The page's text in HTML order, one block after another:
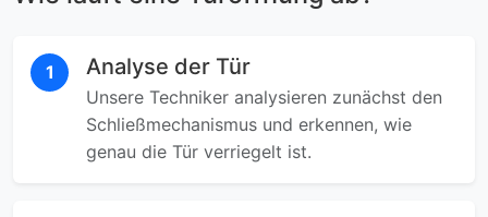
1 Analyse der Tür
Unsere Techniker analysieren zunächst den
Schließmechanismus und erkennen, wie
genau die Tür verriegelt ist.